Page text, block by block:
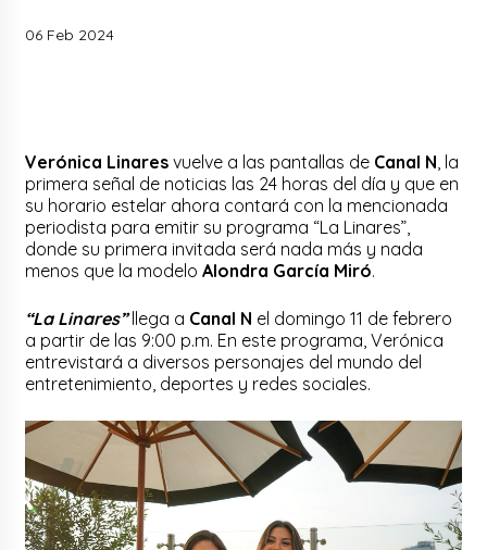
06 Feb 2024
Verónica Linares vuelve a las pantallas de Canal N , la
primera señal de noticias las 24 horas del día y que en
su horario estelar ahora contará con la mencionada
periodista para emitir su programa “La Linares”,
donde su primera invitada será nada más y nada
menos que la modelo Alondra García Miró.
“La Linares”llega a Canal N el domingo 11 de febrero
a partir de las 9:00 p.m. En este programa, Verónica
entrevistará a diversos personajes del mundo del
entretenimiento, deportes y redes sociales.